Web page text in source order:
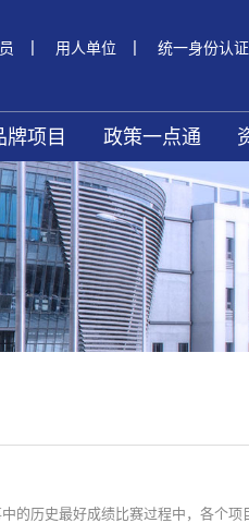
| 用人单位 | 统一身份认
牌项目 政策一点通
的历史最好成绩比赛过程中，各个项